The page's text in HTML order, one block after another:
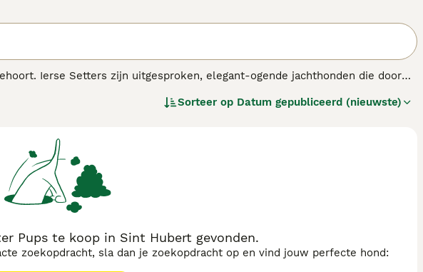
Ierse Setters zijn uitgesproken, elegant-ogende jachthonden die door
dit hondenras.
Sorteer op Datum gepubliceerd (nieuwste)
Pups te koop in Sint Hubert gevonden.
zoekopdracht, sla dan je zoekopdracht op en vind jouw perfecte hond: